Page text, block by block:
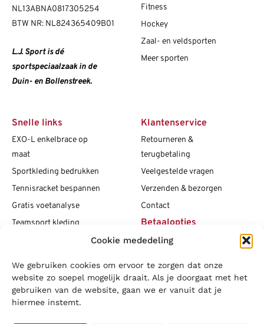
Cookie mededeling
We gebruiken cookies om ervoor te zorgen dat onze
website zo soepel mogelijk draait. Als je doorgaat met het
gebruiken van de website, gaan we er vanuit dat je
hiermee instemt.
NL13ABNA0817305254
BTW NR: NL824365409B01
L.J. Sport is dé
sportspeciaalzaak in de
Duin- en Bollenstreek.
Fitness
Hockey
Zaal- en veldsporten
Meer sporten
Snelle links
EXO-L enkelbrace op
maat
Sportkleding bedrukken
Tennisracket bespannen
Gratis voetanalyse
Teamsport kleding
Vacatures
Blogs
Klantenservice
Retourneren &
terugbetaling
Veelgestelde vragen
Verzenden & bezorgen
Contact
Betaalopties
Social media